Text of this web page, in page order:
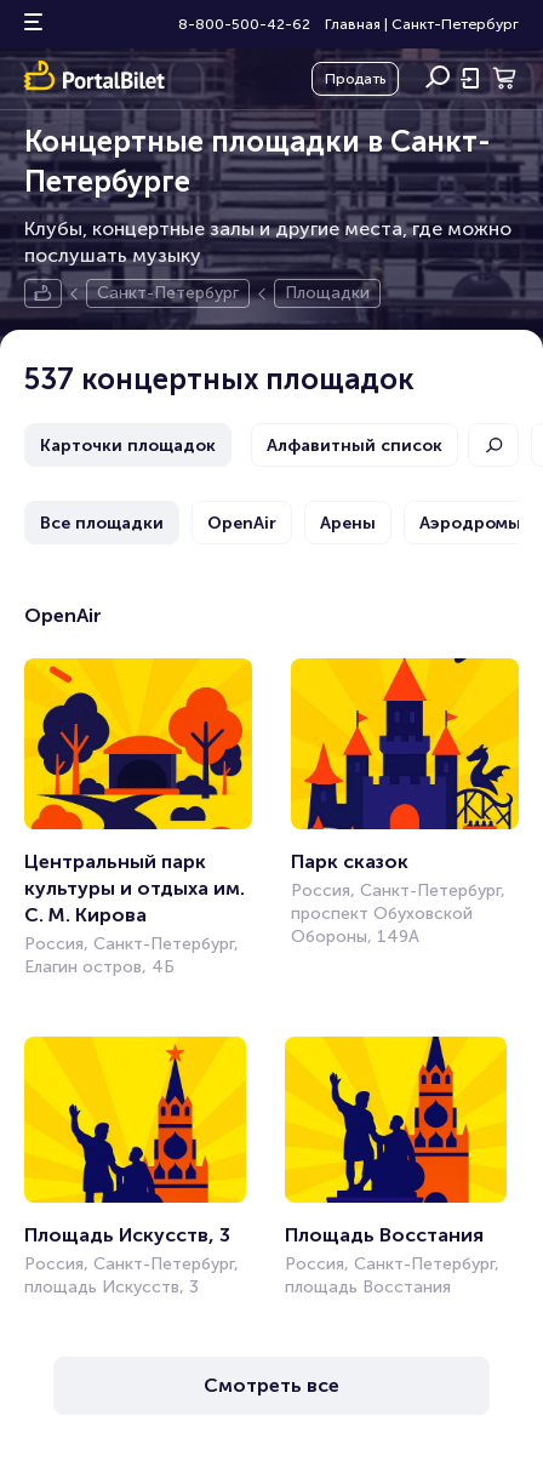
8-800-500-42-62 Главная Санкт-Петербург
Продать
Концертные площадки в Санкт-
Петербурге
Клубы, концертные залы и другие места, где можно
послушать музыку
Санкт-Петербург Площадки
537 концертных площадок
Карточки площадок Алфавитный список
Все площадки OpenAir Арены Аэродромы
OpenAir
Центральный парк
культуры и отдыха им.
С. М. Кирова
Россия, Санкт-Петербург,
Елагин остров, 4Б
Парк сказок
Россия, Санкт-Петербург,
проспект Обуховской
Обороны, 149А
Площадь Искусств, 3
Россия, Санкт-Петербург,
площадь Искусств, 3
Площадь Восстания
Россия, Санкт-Петербург,
площадь Восстания
Смотреть все